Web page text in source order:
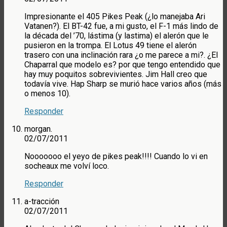
Impresionante el 405 Pikes Peak (¿lo manejaba Ari
Vatanen?). El BT-42 fue, a mi gusto, el F-1 más lindo de
la década del ’70, lástima (y lastima) el alerón que le
pusieron en la trompa. El Lotus 49 tiene el alerón
trasero con una inclinación rara ¿o me parece a mi?. ¿El
Chaparral que modelo es? por que tengo entendido que
hay muy poquitos sobrevivientes. Jim Hall creo que
todavía vive. Hap Sharp se murió hace varios años (más
o menos 10).
Responder
morgan.
02/07/2011
Nooooooo el yeyo de pikes peak!!!! Cuando lo vi en
socheaux me volví loco.
Responder
a-tracción
02/07/2011